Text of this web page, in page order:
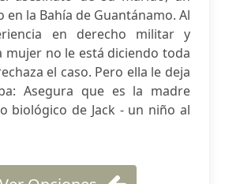
en la Bahía de Guantánamo. Al
en derecho militar y
mujer no le está diciendo toda
el caso. Pero ella le deja
Asegura que es la madre
biológico de Jack - un niño al